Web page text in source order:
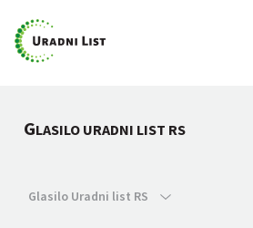
GLASILO URADNI LIST RS
Glasilo Uradni list RS